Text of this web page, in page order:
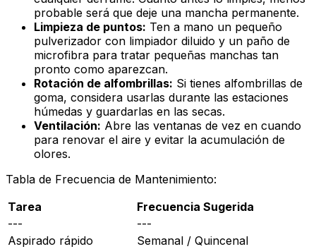
probable será que deje una mancha permanente.
Limpieza de puntos: Ten a mano un pequeño
pulverizador con limpiador diluido y un paño de
microfibra para tratar pequeñas manchas tan
pronto como aparezcan.
Rotación de alfombrillas: Si tienes alfombrillas de
goma, considera usarlas durante las estaciones
húmedas y guardarlas en las secas.
Ventilación: Abre las ventanas de vez en cuando
para renovar el aire y evitar la acumulación de
olores.
Tabla de Frecuencia de Mantenimiento:
Tarea
Frecuencia Sugerida
---
---
Aspirado rápido
Semanal / Quincenal